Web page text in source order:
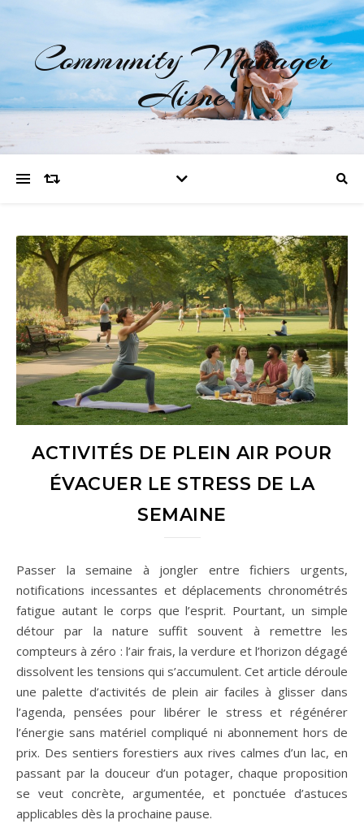
Community Manager
Aisne
ACTIVITÉS DE PLEIN AIR POUR
ÉVACUER LE STRESS DE LA
SEMAINE
Passer la semaine à jongler entre fichiers urgents,
notifications incessantes et déplacements chronométrés
fatigue autant le corps que l’esprit. Pourtant, un simple
détour par la nature suffit souvent à remettre les
compteurs à zéro : l’air frais, la verdure et l’horizon dégagé
dissolvent les tensions qui s’accumulent. Cet article déroule
une palette d’activités de plein air faciles à glisser dans
l’agenda, pensées pour libérer le stress et régénérer
l’énergie sans matériel compliqué ni abonnement hors de
prix. Des sentiers forestiers aux rives calmes d’un lac, en
passant par la douceur d’un potager, chaque proposition
se veut concrète, argumentée, et ponctuée d’astuces
applicables dès la prochaine pause.